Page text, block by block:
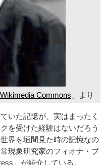
Wikimedia Commons 」より
いた記憶が、実はまったく
を受けた経験はないだろう
界を垣間見た時の記憶なの
現象研究家のフィオナ・ブ
」が紹介している。